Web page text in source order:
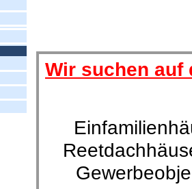
Wir suchen auf